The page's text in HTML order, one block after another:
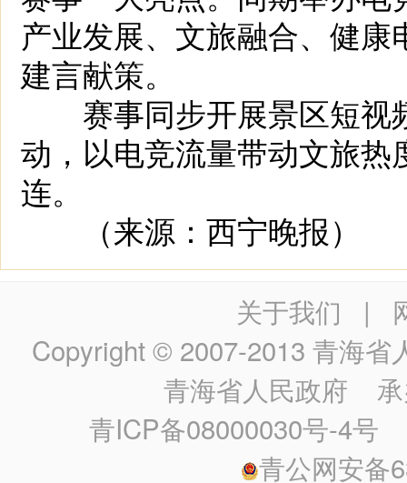
产业发展、文旅融合、健
建言献策。
赛事同步开展景区短视
动，以电竞流量带动文旅
连。
（来源：西宁晚报）
关于我们 |
Copyright © 2007-2013 青海省
青海省人民政府 承
青ICP备08000030号-4号
青公网安备